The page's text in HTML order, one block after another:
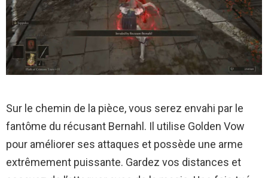
Sur le chemin de la pièce, vous serez envahi par le
fantôme du récusant Bernahl. Il utilise Golden Vow
pour améliorer ses attaques et possède une arme
extrêmement puissante. Gardez vos distances et